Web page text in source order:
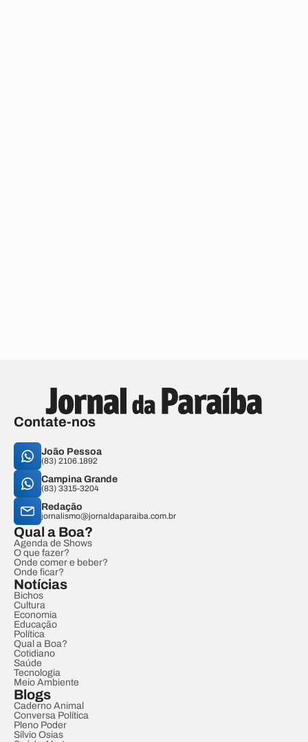
Contate-nos
João Pessoa
(83) 2106.1892
Campina Grande
(83) 3315-3204
Redação
jornalismo@jornaldaparaiba.com.br
Qual a Boa?
Agenda de Shows
O que fazer?
Onde comer e beber?
Onde ficar?
Notícias
Bichos
Cultura
Economia
Educação
Política
Qual a Boa?
Cotidiano
Saúde
Tecnologia
Meio Ambiente
Blogs
Caderno Animal
Conversa Política
Pleno Poder
Sílvio Osias